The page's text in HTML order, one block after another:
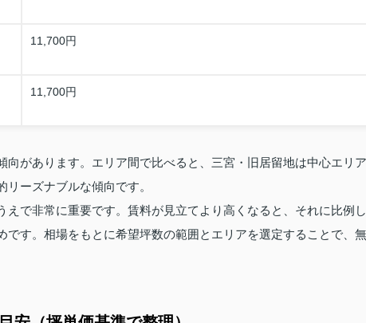
11,700円
11,700円
向があります。エリア間で比べると、三宮・旧居留地は中心エリア
ーズナブルな傾向です。
で非常に重要です。賃料が見立てより高くなると、それに比例し
す。相場をもとに希望坪数の範囲とエリアを選定することで、無